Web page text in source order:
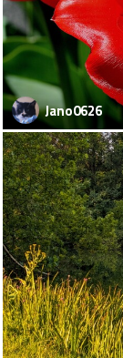
Jano0626